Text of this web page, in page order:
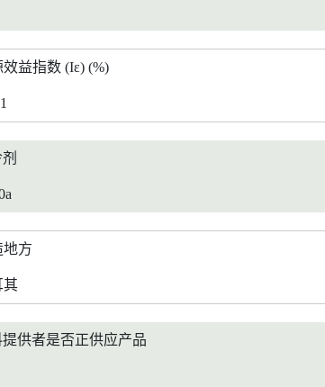
效益指数 (Iε) (%)
地方
其
提供者是否正供应产品